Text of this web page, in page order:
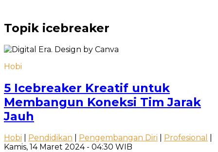
Topik icebreaker
Hobi
5 Icebreaker Kreatif untuk
Membangun Koneksi Tim Jarak
Jauh
Hobi Pendidikan Pengembangan Diri Profesional
Kamis, 14 Maret 2024 - 04:30 WIB